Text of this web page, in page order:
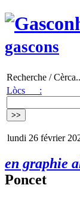
gascons
Recherche /
Lòcs :
lundi 26 février
en graphie
Poncet